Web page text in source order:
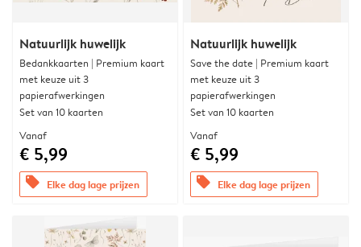
Natuurlijk huwelijk
Bedankkaarten | Premium kaart
met keuze uit 3
papierafwerkingen
Set van 10 kaarten
Vanaf
€ 5,99
offers Elke dag lage prijzen
Natuurlijk huwelijk
Save the date | Premium kaart
met keuze uit 3
papierafwerkingen
Set van 10 kaarten
Vanaf
€ 5,99
offers Elke dag lage prijzen